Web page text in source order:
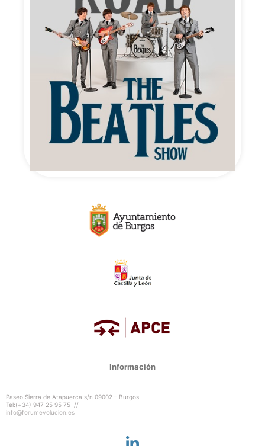
Información
Paseo Sierra de Atapuerca s/n 09002 – Burgos
Tel:(+34) 947 25 95 75 //
info@forumevolucion.es